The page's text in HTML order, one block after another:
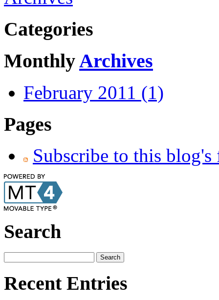
Categories
MonthlyArchives
February 2011 (1)
Pages
Subscribe to this blog's
Search
Recent Entries